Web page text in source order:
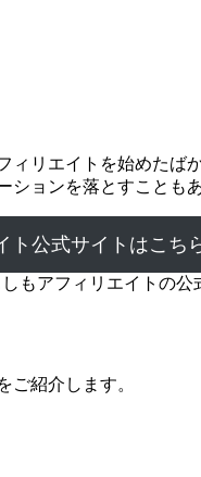
リエイトを始めた
ョンを落とすこともあ
ト公式サイトはこち
もアフィリエイトの公
紹介します。